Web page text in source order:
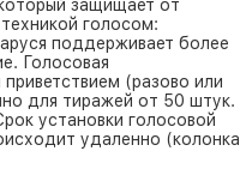
защищает от
голосом:
поддерживает более
Голосовая
(разово или
для тиражей от 50 штук.
установки голосовой
удаленно (колонка